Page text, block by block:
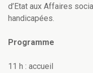
d’Etat aux Affaires
handicapées.
Programme
11 h : accueil